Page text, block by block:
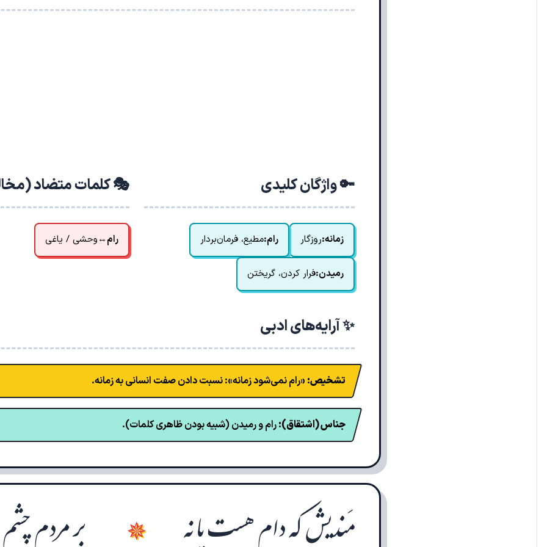
🔑 واژگان کلیدی
زمانه:روزگار رام:مطیع، فرمان‌بردار
رمیدن:فرار کردن، گریختن
🎭 کلمات متضاد
رام↔وحشی / یاغی
✨ آرایه‌های ادبی
تشخیص: «رام نمی‌شود زمانه»: نسبت دادن صفت انسانی به زمانه.
جناس (اشتقاق):رام و رمیدن (شبیه بودن ظاهری کلمات).
✵